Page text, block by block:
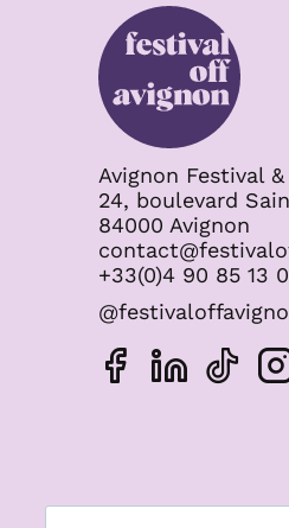
Avignon Festival
24, boulevard
84000 Avignon
+33(0)4 90 85 13